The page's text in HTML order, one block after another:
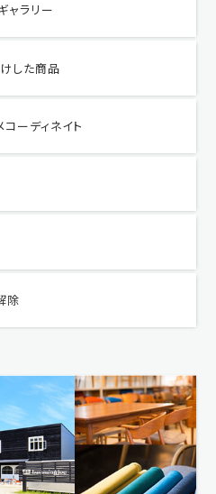
ャラリー
した商品
ーディネイト
除